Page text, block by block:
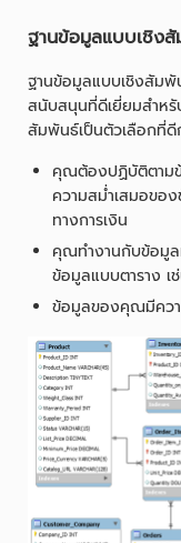
ฐานข้อมูลแบบเชิง
ฐานข้อมูลแบบเชิงสัมพั
สนับสนุนที่ดีเยี่ยมสำห
สัมพันธ์เป็นตัวเลือกที่ดี
คุณต้องปฏิบัติตาม
ความสม่ำเสมอของ
ทางการเงิน
คุณทำงานกับข้อมูล
ข้อมูลแบบตาราง เ
ข้อมูลของคุณมีคว